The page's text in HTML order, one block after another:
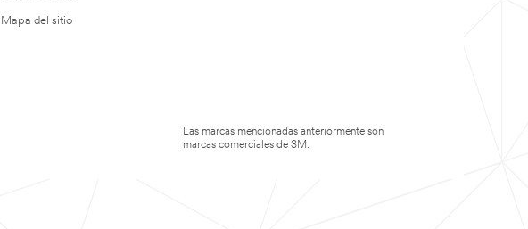
Mapa del sitio
Las marcas mencionadas anteriormente son
marcas comerciales de 3M.